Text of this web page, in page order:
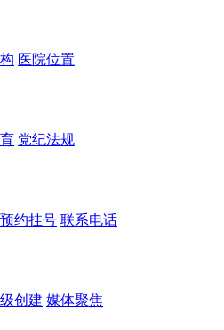
医院位置
党纪法规
预约挂号 联系电话
创建 媒体聚焦